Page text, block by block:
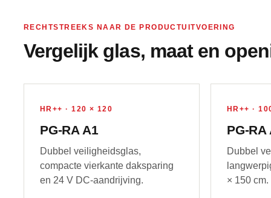
RECHTSTREEKS NAAR DE PRODUCTUITVOERING
Vergelijk glas, maat en
HR++ · 120 × 120
PG-RA A1
Dubbel veiligheidsglas,
compacte vierkante daksparing
en 24 V DC-aandrijving.
HR++ ·
PG-RA
Dubbel
× 150 cm.